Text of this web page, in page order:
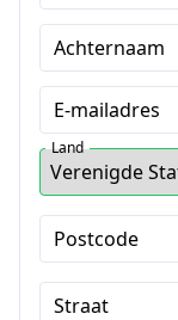
Achternaam
E-mailadres
Land
Postcode
Straat